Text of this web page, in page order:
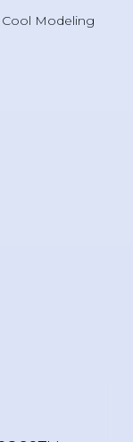
Modeling